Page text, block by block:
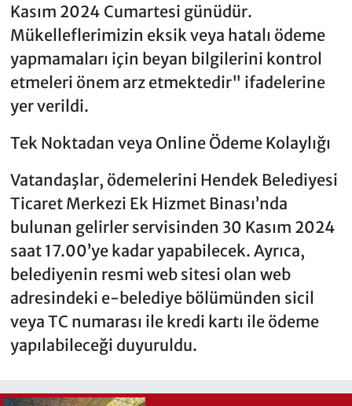
Kasım 2024 Cumartesi günüdür.
Mükelleflerimizin eksik veya hatalı ödeme
yapmamaları için beyan bilgilerini kontrol
etmeleri önem arz etmektedir" ifadelerine
yer verildi.
Tek Noktadan veya Online Ödeme Kolaylığı
Vatandaşlar, ödemelerini Hendek Belediyesi
Ticaret Merkezi Ek Hizmet Binası’nda
bulunan gelirler servisinden 30 Kasım 2024
saat 17.00’ye kadar yapabilecek. Ayrıca,
belediyenin resmi web sitesi olan web
adresindeki e-belediye bölümünden sicil
veya TC numarası ile kredi kartı ile ödeme
yapılabileceği duyuruldu.